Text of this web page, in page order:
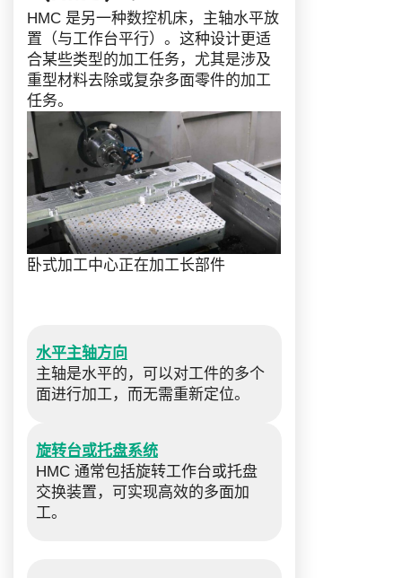
HMC 是另一种数控机床，主轴水平放
置（与工作台平行）。这种设计更适
合某些类型的加工任务，尤其是涉及
重型材料去除或复杂多面零件的加工
任务。
卧式加工中心正在加工长部件
水平主轴方向
主轴是水平的，可以对工件的多个
面进行加工，而无需重新定位。
旋转台或托盘系统
HMC 通常包括旋转工作台或托盘
交换装置，可实现高效的多面加
工。